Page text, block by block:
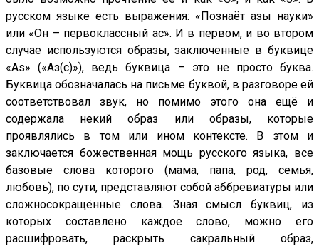
русском языке есть выражения: «Познаёт азы науки»
или «Он – первоклассный ас». И в первом, и во втором
случае используются образы, заключённые в буквице
«As» («Аз(с)»), ведь буквица – это не просто буква.
Буквица обозначалась на письме буквой, в разговоре ей
соответствовал звук, но помимо этого она ещё и
содержала некий образ или образы, которые
проявлялись в том или ином контексте. В этом и
заключается божественная мощь русского языка, все
базовые слова которого (мама, папа, род, семья,
любовь), по сути, представляют собой аббревиатуры или
сложносокращённые слова. Зная смысл буквиц, из
которых составлено каждое слово, можно его
расшифровать, раскрыть сакральный образ,